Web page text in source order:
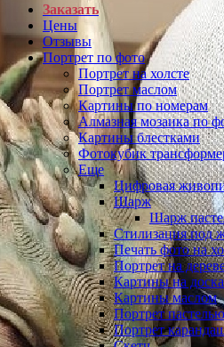
Заказать
Цены
Отзывы
Портрет по фото
Портрет на холсте
Портрет маслом
Картины по номерам
Алмазная мозаика по
Картины блестками
Фотокубик
Еще
Цифровая
Шарж
Шарж
Стилизация под
Печать фото на
Портрет на
Картины на
Картины маслом
Портрет пастелью
Портрет